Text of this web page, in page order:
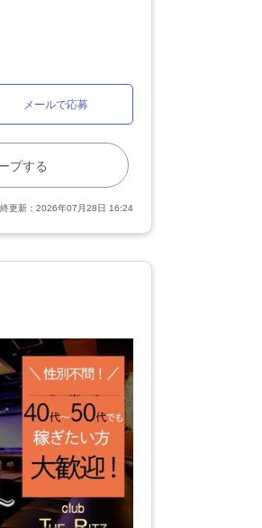
メールで応募
プする
更新： 2026年07月28日 16:24